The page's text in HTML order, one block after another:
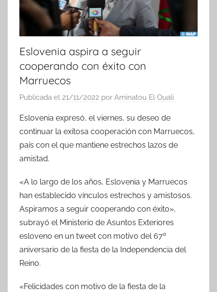
Eslovenia aspira a seguir
cooperando con éxito con
Marruecos
Publicada el 21/11/2022 por Aminatou El Ouali
Eslovenia expresó, el viernes, su deseo de
continuar la exitosa cooperación con Marruecos,
país con el que mantiene estrechos lazos de
amistad.
«A lo largo de los años, Eslovenia y Marruecos
han establecido vínculos estrechos y amistosos.
Aspiramos a seguir cooperando con éxito»,
subrayó el Ministerio de Asuntos Exteriores
esloveno en un tweet con motivo del 67º
aniversario de la fiesta de la Independencia del
Reino.
«Felicidades con motivo de la fiesta de la